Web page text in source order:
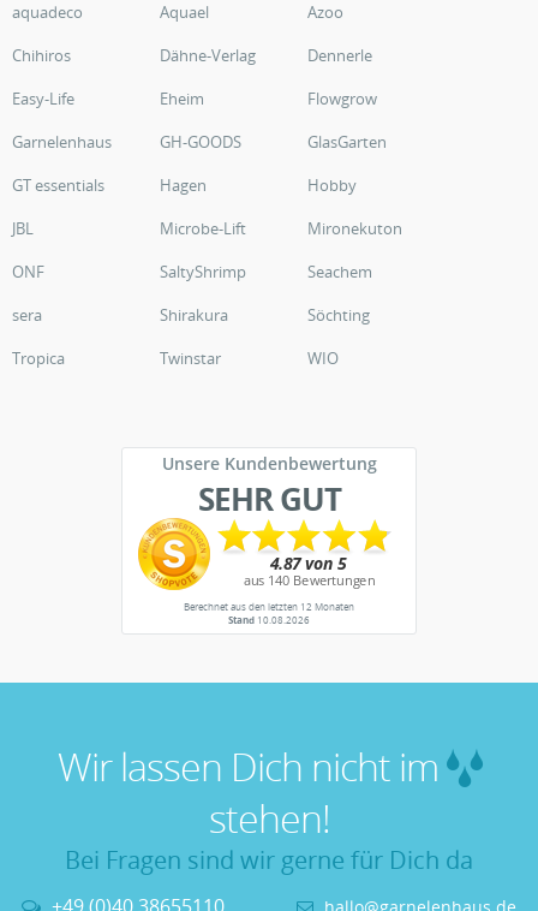
aquadeco
Aquael
Azoo
Chihiros
Dähne-Verlag
Dennerle
Easy-Life
Eheim
Flowgrow
Garnelenhaus
GH-GOODS
GlasGarten
GT essentials
Hagen
Hobby
JBL
Microbe-Lift
Mironekuton
ONF
SaltyShrimp
Seachem
sera
Shirakura
Söchting
Tropica
Twinstar WIO
Unsere Kundenbewertung
SEHR GUT
Berechnet aus den letzten 12 Monaten
Stand 10.08.2026
Wir lassen Dich nicht im
stehen!
Bei Fragen sind wir gerne für Dich da